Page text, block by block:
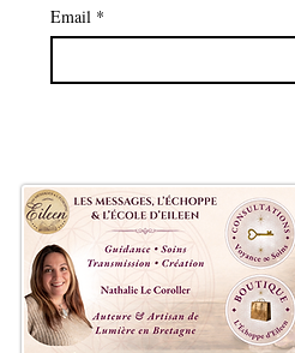
Email *